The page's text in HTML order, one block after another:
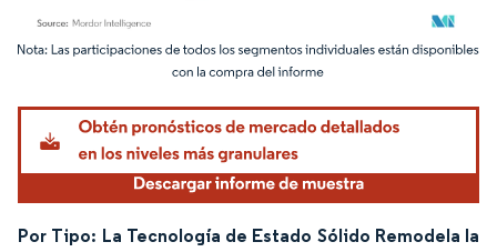
Imagen © Mordor Intelligence. El uso requiere atribución según CC BY 4.0.
Por Tipo: La Tecnología de Estado Sólido Remodela la